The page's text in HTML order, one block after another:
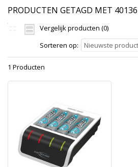
PRODUCTEN GETAGD MET
Vergelijk producten (0)
Sorteren op:
Nieuwste
1 Producten